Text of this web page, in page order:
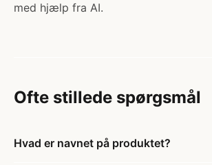
med hjælp fra AI.
Ofte stillede spørgsmål
Hvad er navnet på produktet?